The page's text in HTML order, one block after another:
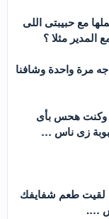
مع حبيبتى اللى
المدير مثلا ؟
مرة واحدة وشافنا
وكنت هحس بأى
زى ناس …
لقيت طعم شفايفك
….